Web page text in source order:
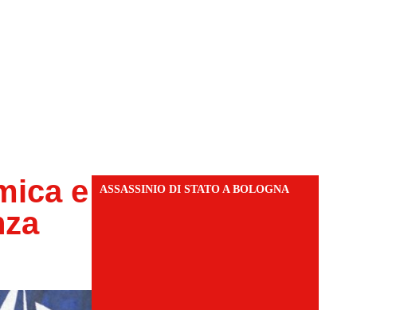
e
ASSASSINIO DI STATO A BOLOGNA